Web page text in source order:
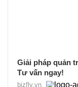
Giải pháp quản
Tư vấn ngay!
bizfly.vn